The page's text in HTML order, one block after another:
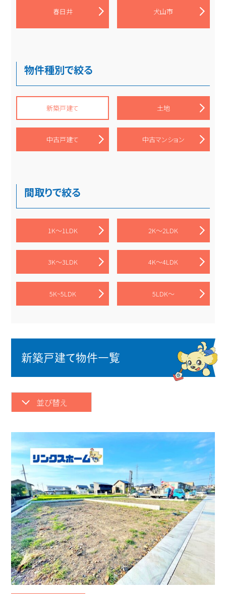
春日井 犬山市
物件種別で絞る
新築戸建て 土地
中古戸建て 中古マンション
間取りで絞る
1K～1LDK 2K～2LDK
3K～3LDK 4K～4LDK
5K~5LDK 5LDK～
新築戸建て物件一覧
並び替え